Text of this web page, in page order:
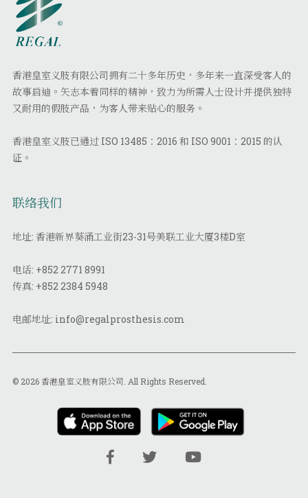
香港皇室义肢有限公司拥有二十多年历史，多年来一直深受客人的
故事启迪。矢志本着同样的精神，致力为所需人士设计并提供独特
又耐用的假肢产品，为客人带来贴心的服务。
香港皇室义肢已通过 ISO 13485：2016 和 ISO 9001：2015 的认
证。
联络我们
地址: 香港新界葵涌工业街23-31号美联工业大厦3楼D室
电话: +852 2771 8991
传真: +852 2384 5948
电邮地址: info@regalprosthesis.com
© 2026 香港皇室义肢有限公司. All Rights Reserved.